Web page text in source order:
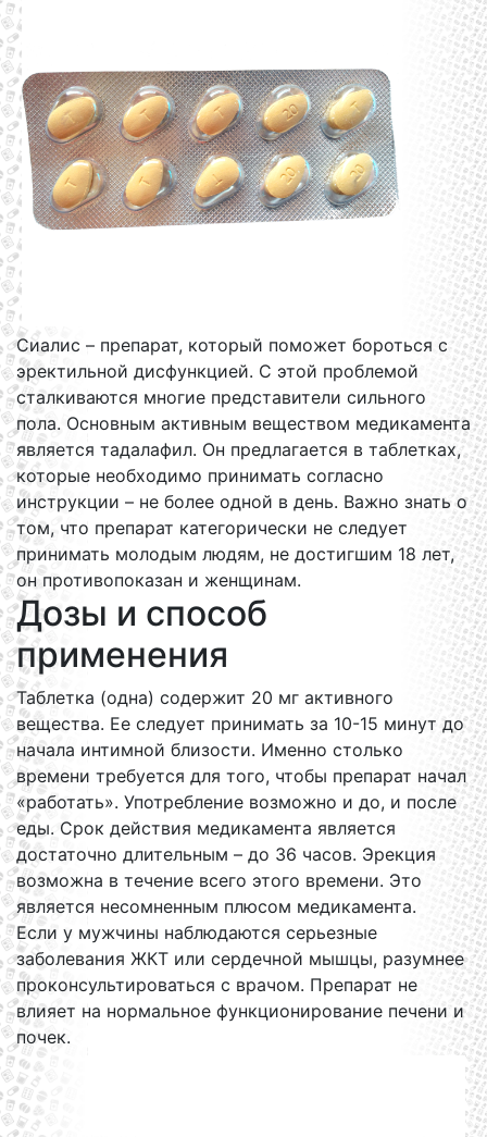
Сиалис – препарат, который поможет бороться с
эректильной дисфункцией. С этой проблемой
сталкиваются многие представители сильного
пола. Основным активным веществом медикамента
является тадалафил. Он предлагается в таблетках,
которые необходимо принимать согласно
инструкции – не более одной в день. Важно знать о
том, что препарат категорически не следует
принимать молодым людям, не достигшим 18 лет,
он противопоказан и женщинам.
Дозы и способ
применения
Таблетка (одна) содержит 20 мг активного
вещества. Ее следует принимать за 10-15 минут до
начала интимной близости. Именно столько
времени требуется для того, чтобы препарат начал
«работать». Употребление возможно и до, и после
еды. Срок действия медикамента является
достаточно длительным – до 36 часов. Эрекция
возможна в течение всего этого времени. Это
является несомненным плюсом медикамента.
Если у мужчины наблюдаются серьезные
заболевания ЖКТ или сердечной мышцы, разумнее
проконсультироваться с врачом. Препарат не
влияет на нормальное функционирование печени и
почек.